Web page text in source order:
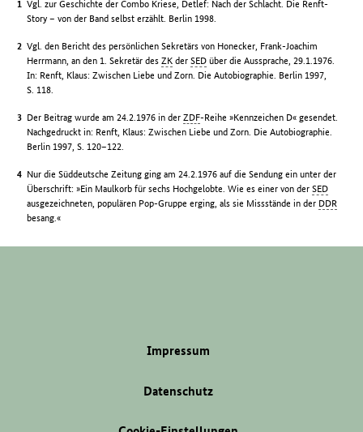
Vgl. zur Geschichte der Combo Kriese, Detlef: Nach der Schlacht. Die Renft-
Story – von der Band selbst erzählt. Berlin 1998.
Vgl. den Bericht des persönlichen Sekretärs von Honecker, Frank-Joachim
Herrmann, an den 1. Sekretär desZK derSED über die Aussprache, 29.1.1976.
In: Renft, Klaus: Zwischen Liebe und Zorn. Die Autobiographie. Berlin 1997,
S. 118.
Der Beitrag wurde am 24.2.1976 in derZDF-Reihe »Kennzeichen D« gesendet.
Nachgedruckt in: Renft, Klaus: Zwischen Liebe und Zorn. Die Autobiographie.
Berlin 1997, S. 120–122.
Nur die Süddeutsche Zeitung ging am 24.2.1976 auf die Sendung ein unter der
Überschrift: »Ein Maulkorb für sechs Hochgelobte. Wie es einer von derSED
ausgezeichneten, populären Pop-Gruppe erging, als sie Missstände in der DDR
besang.«
Impressum
Datenschutz